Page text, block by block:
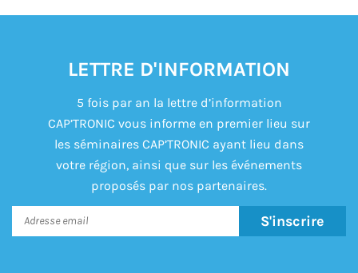
LETTRE D'INFORMATION
5 fois par an la lettre d’information
CAP’TRONIC vous informe en premier lieu sur
les séminaires CAP’TRONIC ayant lieu dans
votre région, ainsi que sur les événements
proposés par nos partenaires.
S'inscrire